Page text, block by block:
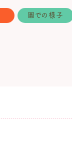
園での様子